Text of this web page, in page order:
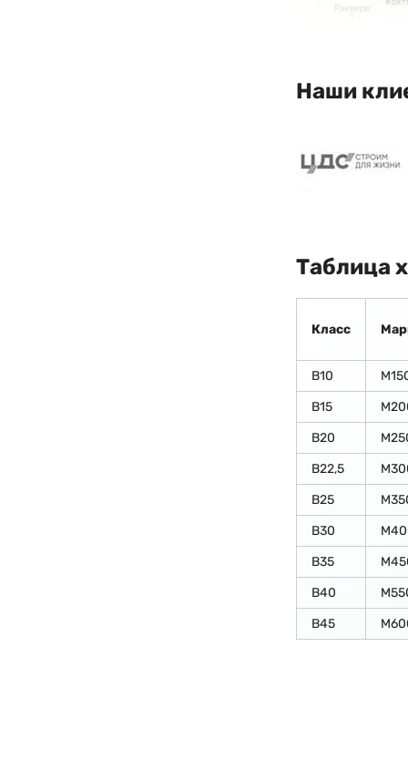
Наши
Таблица
Класс
В10
В15
В20
В22,5
В25
В30
В35
В40
В45